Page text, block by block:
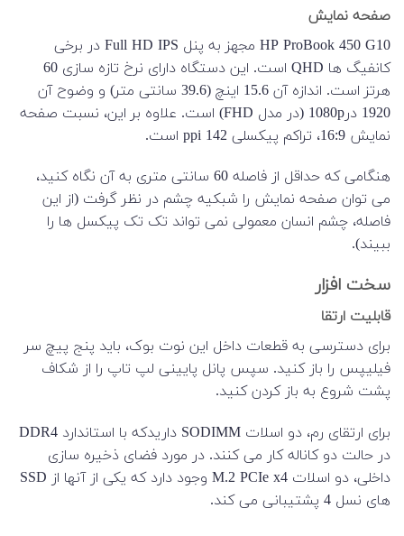
صفحه نمایش
HP ProBook 450 G10 مجهز به پنل Full HD IPS در برخی
کانفیگ ها QHD است. این دستگاه دارای نرخ تازه سازی 60
هرتز است. اندازه آن 15.6 اینچ (39.6 سانتی متر) و وضوح آن
1920 در1080p (در مدل FHD) است. علاوه بر این، نسبت صفحه
نمایش 16:9، تراکم پیکسلی 142 ppi است.
هنگامی که حداقل از فاصله 60 سانتی متری به آن نگاه کنید،
می توان صفحه نمایش را شبکیه چشم در نظر گرفت (از این
فاصله، چشم انسان معمولی نمی تواند تک تک پیکسل ها را
ببیند).
سخت افزار
قابلیت ارتقا
برای دسترسی به قطعات داخل این نوت بوک، باید پنج پیچ سر
فیلیپس را باز کنید. سپس پانل پایینی لپ تاپ را از شکاف
پشت شروع به باز کردن کنید.
برای ارتقای رم، دو اسلات SODIMM داریدکه با استاندارد DDR4
در حالت دو کاناله کار می کنند. در مورد فضای ذخیره سازی
داخلی، دو اسلات M.2 PCIe x4 وجود دارد که یکی از آنها از SSD
های نسل 4 پشتیبانی می کند.